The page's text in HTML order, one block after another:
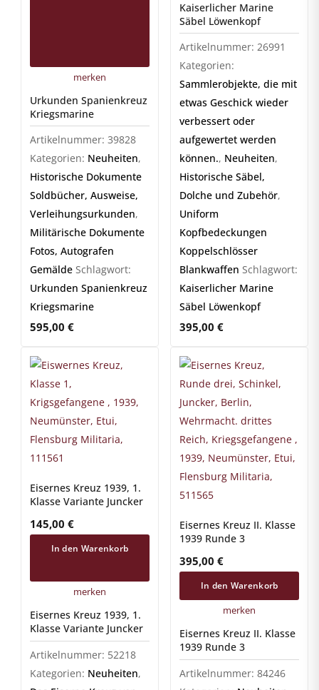
merken
Urkunden Spanienkreuz
Kriegsmarine
Artikelnummer: 39828
Kategorien: Neuheiten,
Historische Dokumente
Soldbücher, Ausweise,
Verleihungsurkunden,
Militärische Dokumente
Fotos, Autografen
Gemälde Schlagwort:
Urkunden Spanienkreuz
Kriegsmarine
595,00 €
Kaiserlicher Marine
Säbel Löwenkopf
Artikelnummer:26991
Kategorien:
Sammlerobjekte, die mit
etwas Geschick wieder
verbessert oder
aufgewertet werden
können., Neuheiten,
Historische Säbel,
Dolche und Zubehör,
Uniform
Kopfbedeckungen
Koppelschlösser
Blankwaffen Schlagwort:
Kaiserlicher Marine
Säbel Löwenkopf
395,00€
Eisernes Kreuz 1939, 1.
Klasse Variante Juncker
145,00 €
In den Warenkorb
merken
Eisernes Kreuz 1939, 1.
Klasse Variante Juncker
Artikelnummer: 52218
Kategorien: Neuheiten,
Eisernes Kreuz II. Klasse
1939 Runde 3
395,00€
In den Warenkorb
merken
Eisernes Kreuz II. Klasse
1939 Runde 3
Artikelnummer:84246